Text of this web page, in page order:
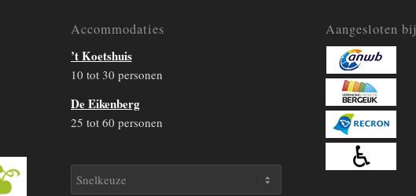
Accommodaties
’t Koetshuis
10 tot 30 personen
De Eikenberg
25 tot 60 personen
Aangesloten bij